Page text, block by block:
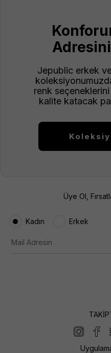
Jepublic erkek
renk
kalite katacak
Üye Ol,
Kadın Erkek